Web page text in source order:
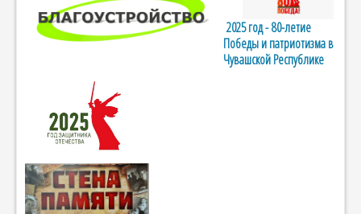
2025 год - 80-летие
Победы и патриотизма в
Чувашской Республике